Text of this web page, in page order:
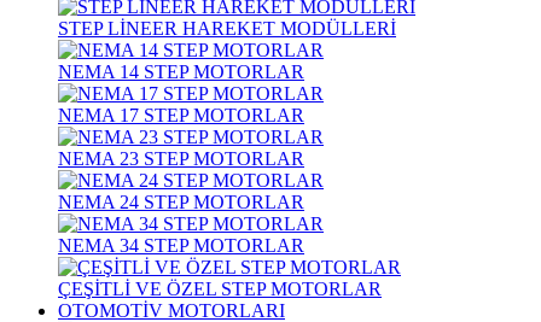
STEP LİNEER HAREKET MODÜLLERİ
NEMA 14 STEP MOTORLAR
NEMA 17 STEP MOTORLAR
NEMA 23 STEP MOTORLAR
NEMA 24 STEP MOTORLAR
NEMA 34 STEP MOTORLAR
ÇEŞİTLİ VE ÖZEL STEP MOTORLAR
OTOMOTİV MOTORLARI